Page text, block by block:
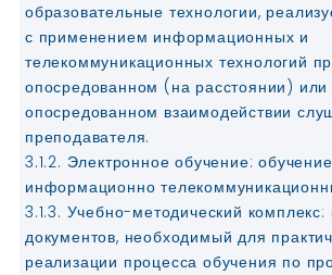
образовательные технологии,
с применением информационных и
телекоммуникационных технологий
опосредованном (на расстоянии) или
опосредованном взаимодействии
преподавателя.
3.1.2. Электронное обучение:
информационно
3.1.3. Учебно-методический комплекс:
документов, необходимый для
реализации процесса обучения по